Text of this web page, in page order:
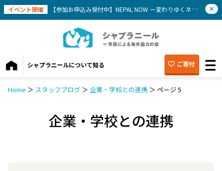
イベント開催 【参加お申込み受付中】NEPAL NOW ー変わりゆくネパールを知ろう(9/12）
シャプラニールについて知る ご寄付
Home ＞ スタッフブログ ＞ 企業・学校との連携 ＞ ページ 5
企業・学校との連携